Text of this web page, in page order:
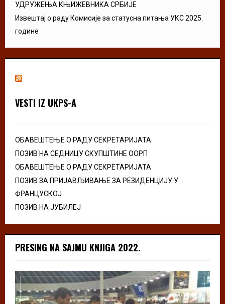
УДРУЖЕЊА КЊИЖЕВНИКА СРБИЈЕ
Извештај о раду Комисије за статусна питања УКС 2025.
године
VESTI IZ UKPS-A
ОБАВЕШТЕЊЕ О РАДУ СЕКРЕТАРИЈАТА
ПОЗИВ НА СЕДНИЦУ СКУПШТИНЕ ООРП
ОБАВЕШТЕЊЕ О РАДУ СЕКРЕТАРИЈАТА
ПОЗИВ ЗА ПРИЈАВЉИВАЊЕ ЗА РЕЗИДЕНЦИЈУ У
ФРАНЦУСКОЈ
ПОЗИВ НА ЈУБИЛЕЈ
PRESING NA SAJMU KNJIGA 2022.